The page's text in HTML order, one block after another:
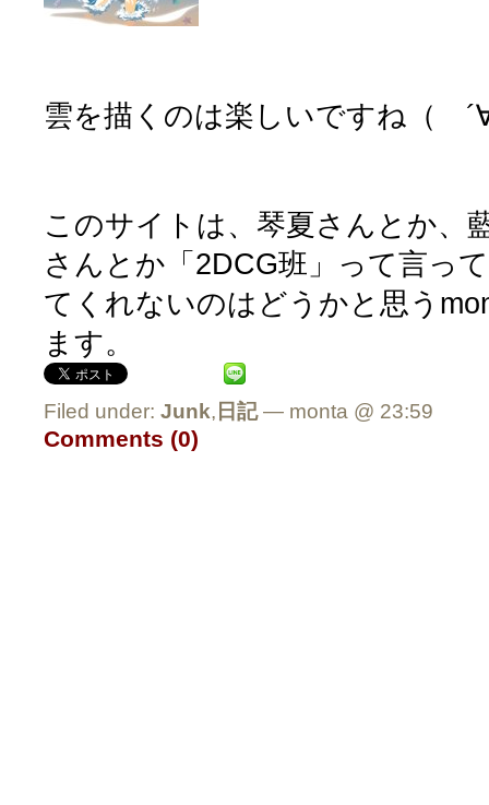
雲を描くのは楽しいですね（
このサイトは、琴夏さんとか、
さんとか「2DCG班」って言っ
てくれないのはどうかと思う
ます。
Filed under: Junk, 日記— monta @ 23:59
Comments (0)